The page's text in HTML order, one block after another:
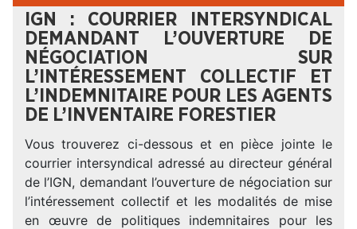
IGN : COURRIER INTERSYNDICAL
DEMANDANT L’OUVERTURE DE
NÉGOCIATION SUR
L’INTÉRESSEMENT COLLECTIF ET
L’INDEMNITAIRE POUR LES AGENTS
DE L’INVENTAIRE FORESTIER
Vous trouverez ci-dessous et en pièce jointe le
courrier intersyndical adressé au directeur général
de l’IGN, demandant l’ouverture de négociation sur
l’intéressement collectif et les modalités de mise
en œuvre de politiques indemnitaires pour les